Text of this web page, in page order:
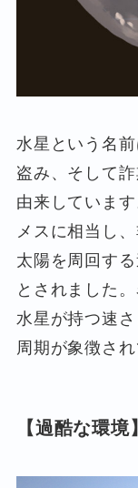
水星という名
盗み、そして
由来していま
メスに相当し
太陽を周回す
とされました
水星が持つ速
周期が象徴さ
【過酷な環